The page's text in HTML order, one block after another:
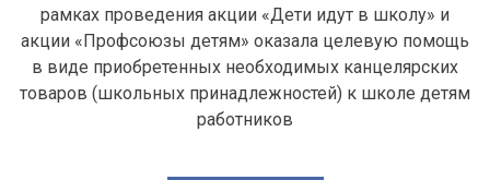
рамках проведения акции «Дети идут в школу» и
акции «Профсоюзы детям» оказала целевую помощь
в виде приобретенных необходимых канцелярских
товаров (школьных принадлежностей) к школе детям
работников